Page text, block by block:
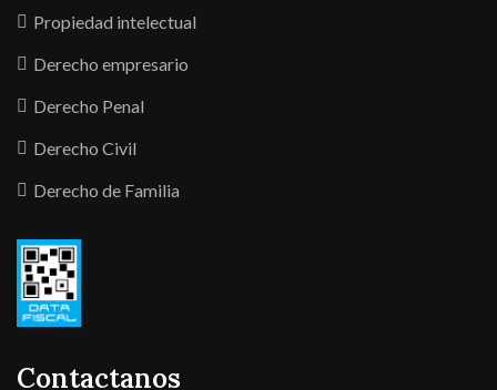
Propiedad intelectual
Derecho empresario
Derecho Penal
Derecho Civil
Derecho de Familia
Contactanos